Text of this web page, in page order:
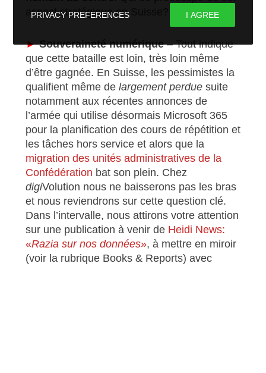
aspect stratégique en Suisse?
►Souveraineté numérique– Tout indique
que cette bataille est loin, très loin même
d’être gagnée. En Suisse, les pessimistes la
qualifient même de largement perduesuite
notamment aux récentes annonces de
l’armée qui utilise désormais Microsoft 365
pour la planification des cours de répétition et
les tâches hors service et alors que la
migration des unités administratives de la
Confédération bat son plein. Chez
digiVolution nous ne baisserons pas les bras
et nous reviendrons sur cette question clé.
Dans l’intervalle, nous attirons votre attention
sur une publication à venir de Heidi News:
«Razia sur nos données», à mettre en miroir
(voir la rubrique Books & Reports) avec
PRIVACY PREFERENCES I AGREE